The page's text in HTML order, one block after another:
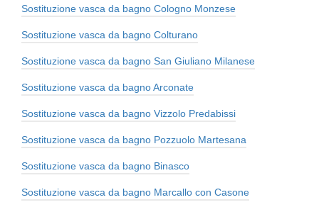
Sostituzione vasca da bagno Cologno Monzese
Sostituzione vasca da bagno Colturano
Sostituzione vasca da bagno San Giuliano Milanese
Sostituzione vasca da bagno Arconate
Sostituzione vasca da bagno Vizzolo Predabissi
Sostituzione vasca da bagno Pozzuolo Martesana
Sostituzione vasca da bagno Binasco
Sostituzione vasca da bagno Marcallo con Casone